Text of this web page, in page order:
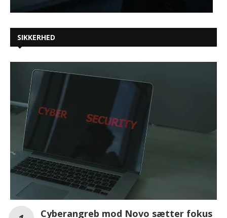
SIKKERHED
Cyberangreb mod Novo sætter fokus